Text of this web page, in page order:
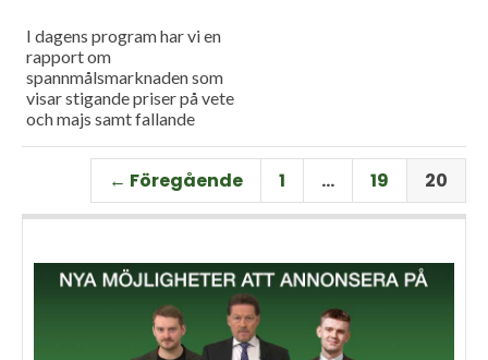
I dagens program har vi en
rapport om
spannmålsmarknaden som
visar stigande priser på vete
och majs samt fallande
premiär för vårt
måndagsprogram med en
längre intervju med Erik
Stjerndahl vd för HIR Skåne,
fältdagar.
← Föregående 1 … 19 20